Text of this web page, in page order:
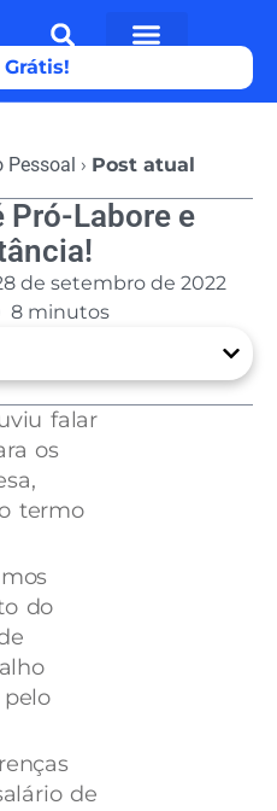
Pessoal › Post atual
Pró-Labore e
de setembro de 2022
8 minutos
falar
os
termo
do
de